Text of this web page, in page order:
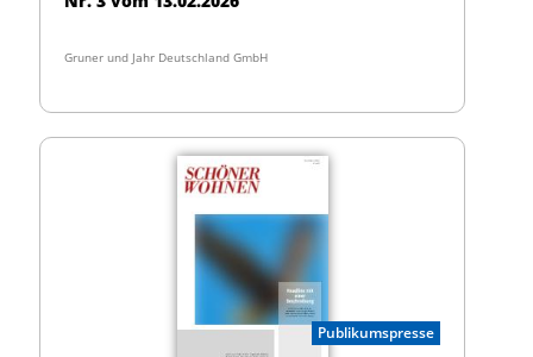
Gruner und Jahr Deutschland GmbH
Publikumspresse